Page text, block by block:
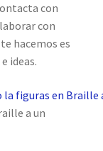
con
con
hacemos es
ideas.
a un